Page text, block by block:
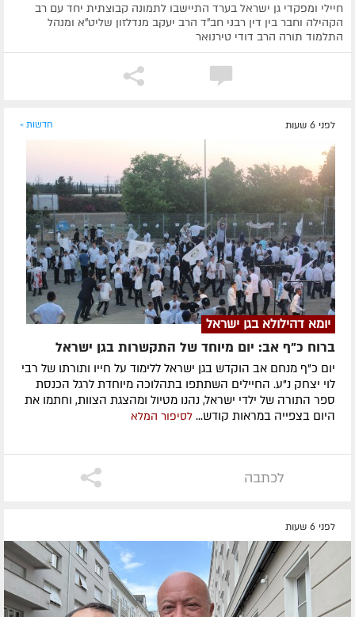
חיילי ומפקדי גן ישראל בערד התיישבו לתמונה קבוצתית יחד עם רב
הקהילה וחבר בין דין רבני חב"ד הרב יעקב מנדלזון שליט"א ומנהל
התלמוד תורה הרב דודי טירנואר
לפני 6 שעות חדשות »
יומא דהילולא בגן ישראל
ברוח כ"ף אב: יום מיוחד של התקשרות בגן ישראל
יום כ"ף מנחם אב הוקדש בגן ישראל ללימוד על חייו ותורתו של רבי
לוי יצחק נ"ע. החיילים השתתפו בתהלוכה מיוחדת לרגל הכנסת
ספר התורה של ילדי ישראל, נהנו מטיול ומהצגת הצוות, וחתמו את
היום בצפייה במראות קודש... לסיפור המלא
לכתבה
לפני 6 שעות